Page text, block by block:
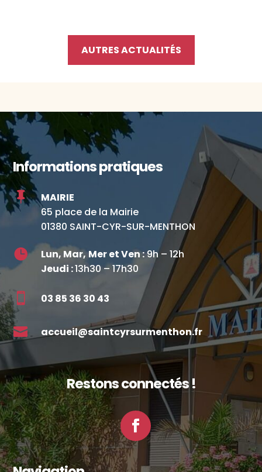
AUTRES ACTUALITÉS
Informations pratiques

MAIRIE
65 place de la Mairie
01380 SAINT-CYR-SUR-MENTHON
 Lun, Mar,Mer et Ven :9h – 12h
Jeudi :13h30 – 17h30
 03 85 36 30 43
 accueil@saintcyrsurmenthon.fr
Restons connectés !
Facebook